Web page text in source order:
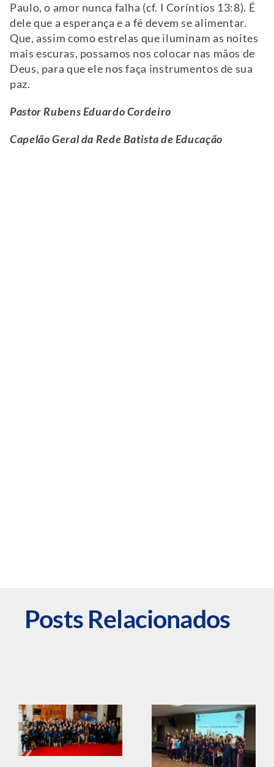
Paulo, o amor nunca falha (cf. I Coríntios 13:8). É
dele que a esperança e a fé devem se alimentar.
Que, assim como estrelas que iluminam as noites
mais escuras, possamos nos colocar nas mãos de
Deus, para que ele nos faça instrumentos de sua
paz.
Pastor Rubens Eduardo Cordeiro
Capelão Geral da Rede Batista de Educação
Posts Relacionados